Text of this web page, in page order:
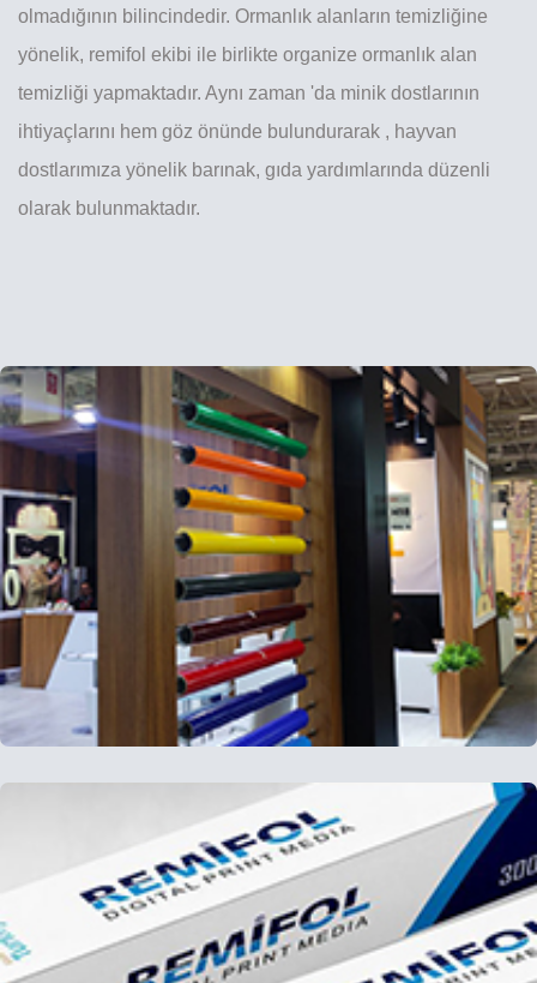
olmadığının bilincindedir. Ormanlık alanların temizliğine
yönelik, remifol ekibi ile birlikte organize ormanlık alan
temizliği yapmaktadır. Aynı zaman 'da minik dostlarının
ihtiyaçlarını hem göz önünde bulundurarak , hayvan
dostlarımıza yönelik barınak, gıda yardımlarında düzenli
olarak bulunmaktadır.